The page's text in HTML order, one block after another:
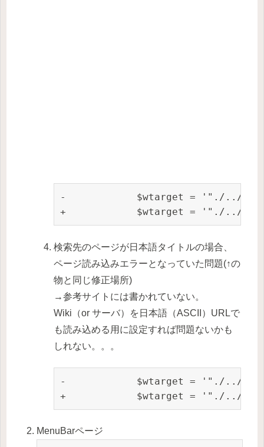
-            $wtarget = '"./../' .
+            $wtarget = '"./../' .
検索先のページが日本語タイトルの場合、
ページ読み込みエラーとなっていた問題(↑の
物と同じ修正場所)
→参考サイトには書かれていない。
Wiki（or サーバ）を日本語（ASCII）URLで
も読み込める用に設定すれば問題ないかも
しれない。。。
-            $wtarget = '"./../' .
+            $wtarget = '"./../' .
MenuBarページ